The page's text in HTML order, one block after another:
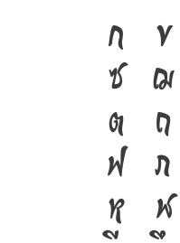
ก ข
ซ ฌ
ต ถ
ฟ ภ
ห ฬ